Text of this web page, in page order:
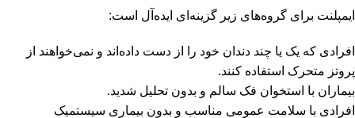
ایمپلنت برای گروه‌های زیر گزینه‌ای ایده‌آل است:
افرادی که یک یا چند دندان خود را از دست داده‌اند و نمی‌خواهند از
پروتز متحرک استفاده کنند.
بیماران با استخوان فک سالم و بدون تحلیل شدید.
افرادی با سلامت عمومی مناسب و بدون بیماری سیستمیک